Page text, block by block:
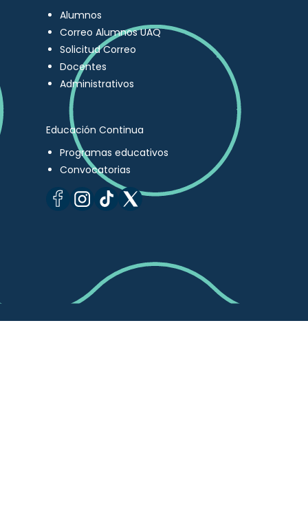
Alumnos
Correo Alumnos UAQ
Solicitud Correo
Docentes
Administrativos
Educación Continua
Programas educativos
Convocatorias